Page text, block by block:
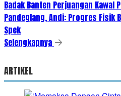
Badak Banten Perjuangan Kawal
Pandeglang, Andi: Progres Fisik
Spek
Selengkapnya
ARTIKEL